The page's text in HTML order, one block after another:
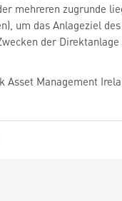
mehreren zugrunde
um das Anlageziel
der
Asset Management